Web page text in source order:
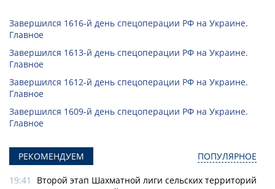
Завершился 1616-й день спецоперации РФ на Украине.
Главное
Завершился 1613-й день спецоперации РФ на Украине.
Главное
Завершился 1612-й день спецоперации РФ на Украине.
Главное
Завершился 1609-й день спецоперации РФ на Украине.
Главное
РЕКОМЕНДУЕМ ПОПУЛЯРНОЕ
19:41
Второй этап Шахматной лиги сельских территорий